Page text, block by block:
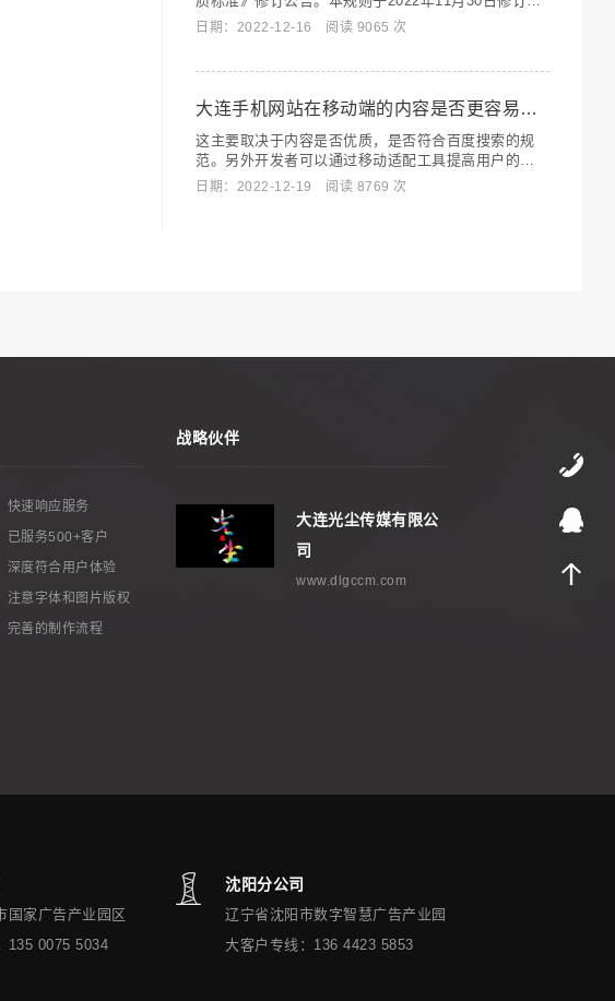
于2022年12月7日生效。
日期：2022-12-16 阅读 9065 次
大连手机网站在移动端的内容是否更容易获得搜索的流量？
这主要取决于内容是否优质，是否符合百度搜索的规
范。另外开发者可以通过移动适配工具提高用户的搜
索体验。
日期：2022-12-19 阅读 8769 次
快速响应服务
已服务500+客户
深度符合用户体验
注意字体和图片版权
完善的制作流程
战略伙伴
大连光尘传媒有限公
司
www.dlgccm.com
国家广告产业园区
135 0075 5034
沈阳分公司
辽宁省沈阳市数字智慧广告产业园
大客户专线：136 4423 5853